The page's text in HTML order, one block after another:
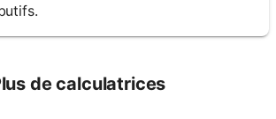
de calculatrices